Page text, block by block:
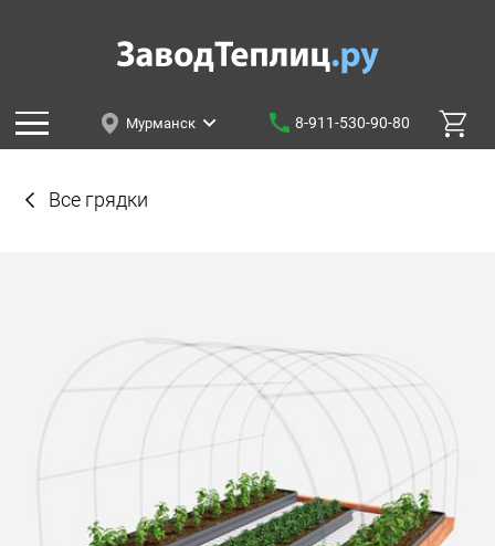
Мурманск 8-911-530-90-80
Все грядки